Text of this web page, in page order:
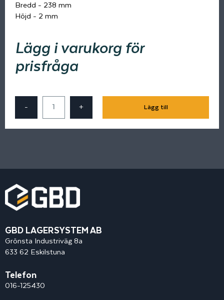
Bredd - 238 mm
Höjd - 2 mm
Lägg i varukorg för
prisfråga
- + Lägg till
GBD LAGERSYSTEM AB
Grönsta Industriväg 8a
633 62 Eskilstuna
Telefon
016-125430